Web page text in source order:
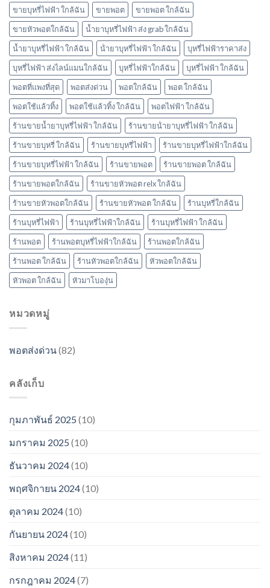
กลิ่น
อะไร
พอต
ใช้
แล้ว
ทิ้ง
marbo
ขายบุหรี่ไฟฟ้า ใกล้ฉัน ขายพอต
ขายพอต ใกล้ฉัน
ขายหัวพอตใกล้ฉัน
น้ำยาบุหรี่ไฟฟ้า ส่ง grab ใกล้ฉัน
น้ำยาบุหรี่ไฟฟ้า ใกล้ฉัน
น้ํายาบุหรี่ไฟฟ้า ใกล้ฉัน
บุหรี่ไฟฟ้าราคาส่ง
บุหรี่ไฟฟ้า ส่งไลน์แมนใกล้ฉัน
บุหรี่ไฟฟ้าใกล้ฉัน
บุหรี่ไฟฟ้า ใกล้ฉัน
พอตที่แพงที่สุด
พอตส่งด่วน พอตใกล้ฉัน
พอต ใกล้ฉัน
พอตใช้แล้วทิ้ง
พอตใช้แล้วทิ้ง ใกล้ฉัน
พอตไฟฟ้า ใกล้ฉัน
ร้านขายน้ำยาบุหรี่ไฟฟ้า ใกล้ฉัน
ร้านขายน้ํายาบุหรี่ไฟฟ้า ใกล้ฉัน
ร้านขายบุหรี่ ใกล้ฉัน
ร้านขายบุหรี่ไฟฟ้า
ร้านขายบุหรี่ไฟฟ้าใกล้ฉัน
ร้านขายบุหรี่ไฟฟ้า ใกล้ฉัน
ร้านขายพอต
ร้านขายพอต ใกล้ฉัน
ร้านขายพอตใกล้ฉัน
ร้านขายหัวพอต relx ใกล้ฉัน
ร้านขายหัวพอตใกล้ฉัน
ร้านขายหัวพอต ใกล้ฉัน
ร้านบุหรี่ใกล้ฉัน
ร้านบุหรี่ไฟฟ้า
ร้านบุหรี่ไฟฟ้าใกล้ฉัน
ร้านบุหรี่ไฟฟ้า ใกล้ฉัน
ร้านพอต
ร้านพอตบุหรี่ไฟฟ้าใกล้ฉัน
ร้านพอตใกล้ฉัน
ร้านพอต ใกล้ฉัน
ร้านหัวพอตใกล้ฉัน
หัวพอตใกล้ฉัน
หัวพอต ใกล้ฉัน
หัวมาโบองุ่น
หมวดหมู่
พอตส่งด่วน(82)
คลังเก็บ
กุมภาพันธ์ 2025 (10)
มกราคม 2025 (10)
ธันวาคม 2024(10)
พฤศจิกายน 2024(10)
ตุลาคม 2024(10)
กันยายน 2024(10)
สิงหาคม 2024(11)
กรกฎาคม 2024(7)